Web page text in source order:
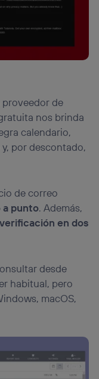
proveedor de
nos brinda
calendario,
por descontado,
de correo
a punto. Además,
verificación en dos
desde
habitual, pero
macOS,
seleccionando
esta página web o
consulta